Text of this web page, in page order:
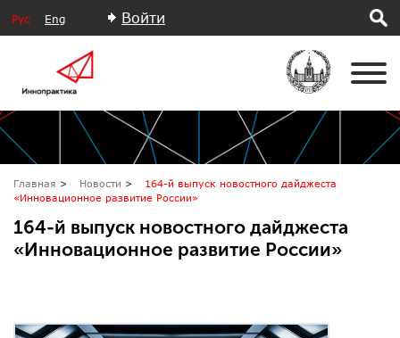
Рус Eng Войти
Главная Новости
164-й выпуск новостного дайджеста
«Инновационное развитие России»
164-й выпуск новостного дайджеста
«Инновационное развитие России»